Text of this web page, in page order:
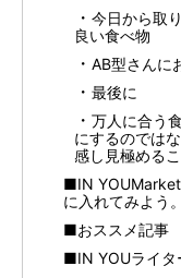
今日から取
良い食べ物
AB型さんに
最後に
万人に合う
にするのでは
感し見極める
■IN YOUMarket
に入れてみよう。
■おススメ記事
■IN YOUライタ